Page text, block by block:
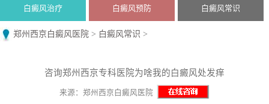
白癜风治疗 白癜风预防 白癜风常识
郑州西京白癜风医院 > 白癜风常识 >
咨询郑州西京专科医院为啥我的白癜风处发痒
来源：郑州西京白癜风医院